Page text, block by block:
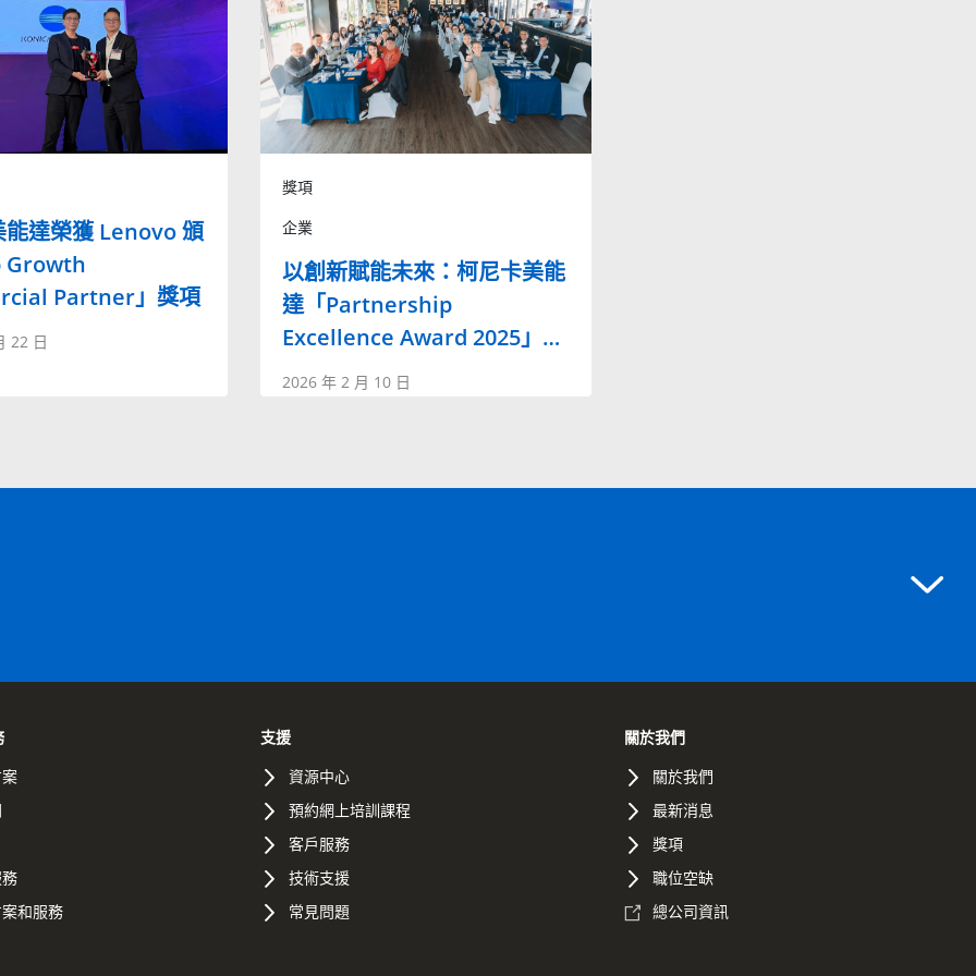
能達榮獲 Lenovo 頒
Growth
Partner」獎項
22 日
獎項
企業
以創新賦能未來：柯尼卡美能
達「Partnership
Excellence Award 2025」…
2026 年 2 月 10 日
和服務
支援
資源中心
預約網上培訓課程
客戶服務
技術支援
常見問題
關於我們
關於我們
最新消息
獎項
職位空缺
總公司資訊